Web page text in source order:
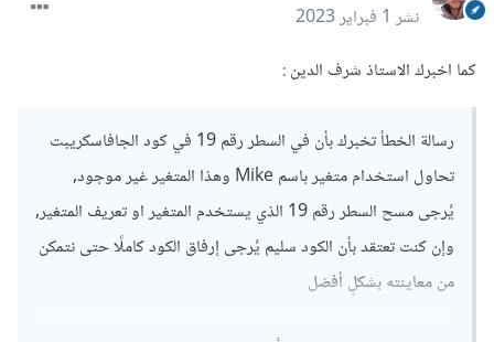
نشر1 فبراير 2023
كما اخبرك الاستاذ شرف الدين :
رسالة الخطأ تخبرك بأن في السطر رقم 19 في كود الجافاسكريبت
تحاول استخدام متغير باسم Mike وهذا المتغير غير موجود,
يُرجى مسح السطر رقم 19 الذي يستخدم المتغير او تعريف المتغير,
وإن كنت تعتقد بأن الكود سليم يُرجى إرفاق الكود كاملًا حتى نتمكن
من معاينته بشكلٍ أفضل